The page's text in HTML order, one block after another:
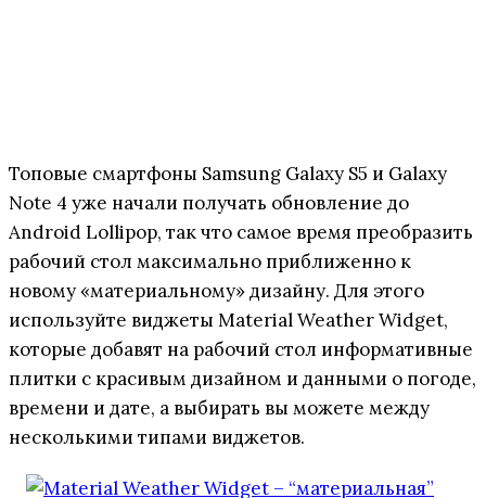
Топовые смартфоны Samsung Galaxy S5 и Galaxy
Note 4 уже начали получать обновление до
Android Lollipop, так что самое время преобразить
рабочий стол максимально приближенно к
новому «материальному» дизайну. Для этого
используйте виджеты Material Weather Widget,
которые добавят на рабочий стол информативные
плитки с красивым дизайном и данными о погоде,
времени и дате, а выбирать вы можете между
несколькими типами виджетов.